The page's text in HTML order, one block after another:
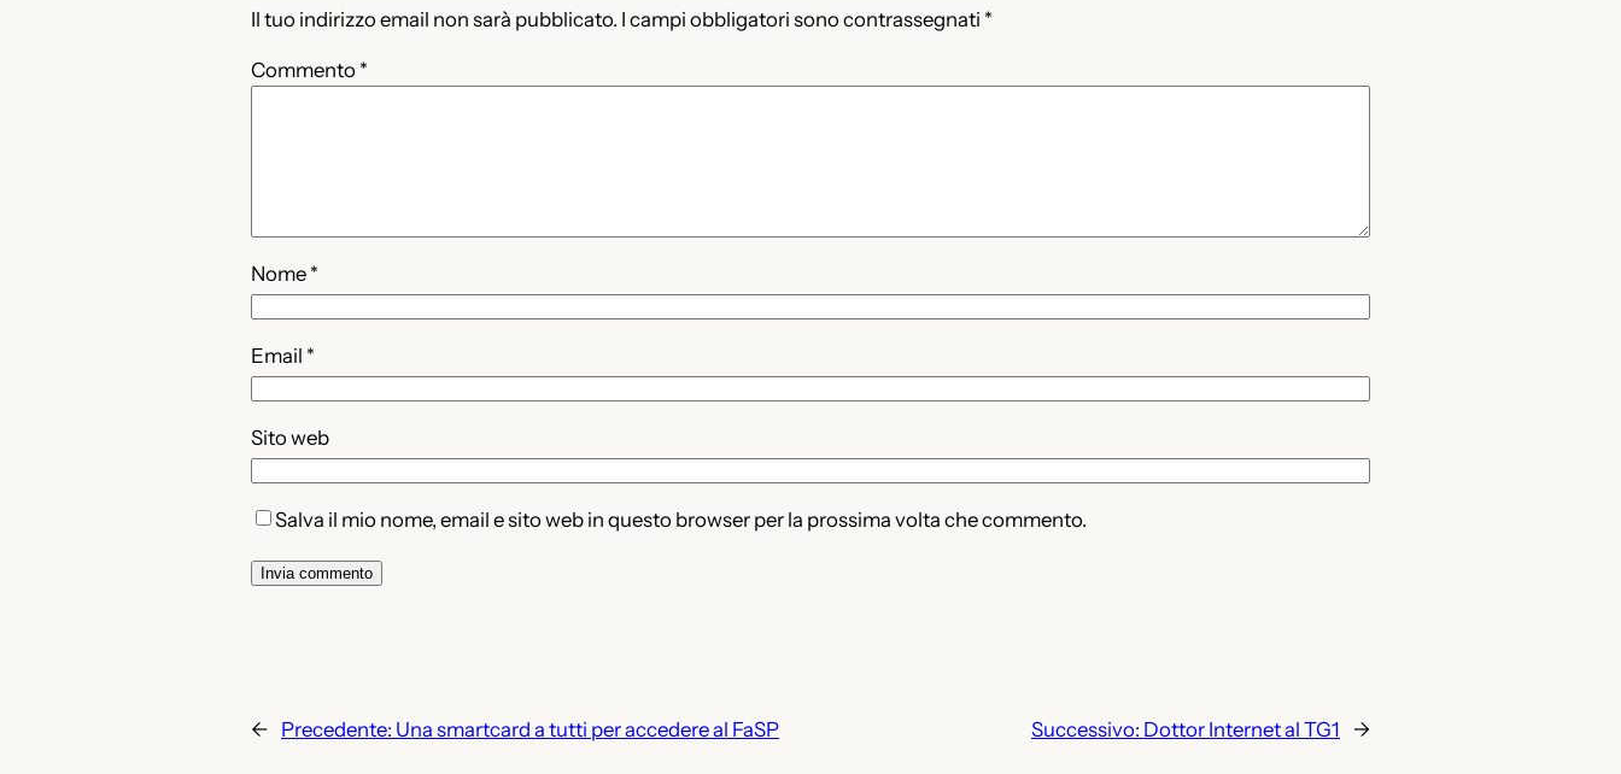
Il tuo indirizzo email non sarà pubblicato. I campi obbligatori sono contrassegnati *
Commento *
Nome *
Email *
Sito web
Salva il mio nome, email e sito web in questo browser per la prossima volta che commento.
← Precedente: Una smartcard a tutti per accedere al FaSP Successivo: Dottor Internet al TG1 →